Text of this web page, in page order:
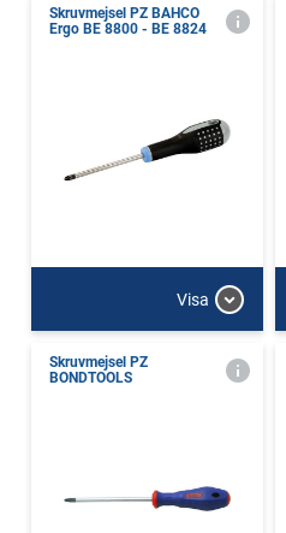
Skruvmejsel PZ BAHCO
Ergo BE 8800 - BE 8824
Visa
Skruvmejsel PZ
BONDTOOLS